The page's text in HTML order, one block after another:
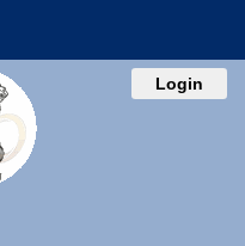
Login